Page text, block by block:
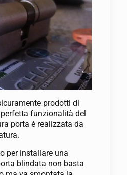
prodotti di
funzionalità del
porta è realizzata da
per installare una
blindata non basta